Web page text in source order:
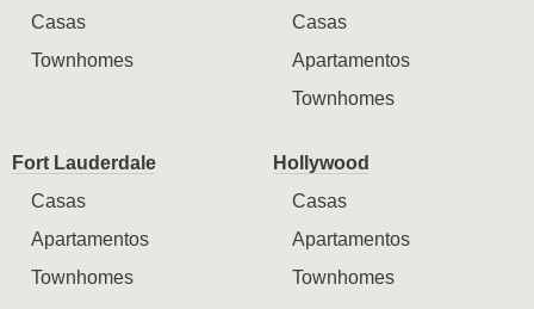
Casas
Townhomes
Casas
Apartamentos
Townhomes
Fort Lauderdale
Casas
Apartamentos
Townhomes
Hollywood
Casas
Apartamentos
Townhomes